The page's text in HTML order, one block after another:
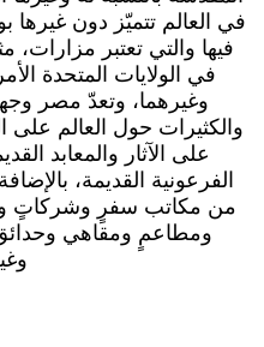
في العالم تتميّز دون غيرها
فيها والتي تعتبر مزارات،
في الولايات المتحدة
وغيرهما، وتعدّ مصر
والكثيرات حول العالم على
على الآثار والمعابد
الفرعونية القديمة،
من مكاتب سفرٍ وشركاتٍ
ومطاعمٍ ومقاهي